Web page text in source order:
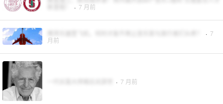
· 7 月前
· 7
月前
· 7 月前